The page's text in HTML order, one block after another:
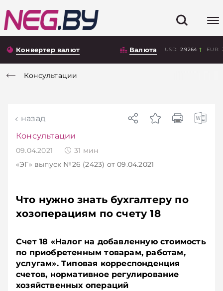
Конвертер валют Валюта USD: 2.9264 EUR:
Консультации
назад
Консультации
09.04.2021 31 мин
«ЭГ» выпуск №26 (2423) от 09.04.2021
Что нужно знать бухгалтеру по
хозоперациям по счету 18
Счет 18 «Налог на добавленную стоимость
по приобретенным товарам, работам,
услугам». Типовая корреспонденция
счетов, нормативное регулирование
хозяйственных операций